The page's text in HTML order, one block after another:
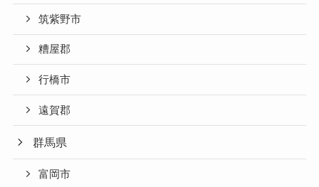
筑紫野市
糟屋郡
行橋市
遠賀郡
群馬県
富岡市